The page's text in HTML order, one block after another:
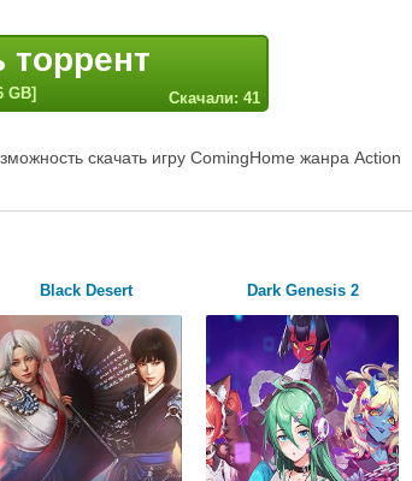
торрент
GB] Скачали: 41
скачать игру ComingHome жанра Action
Black Desert Dark Genesis 2